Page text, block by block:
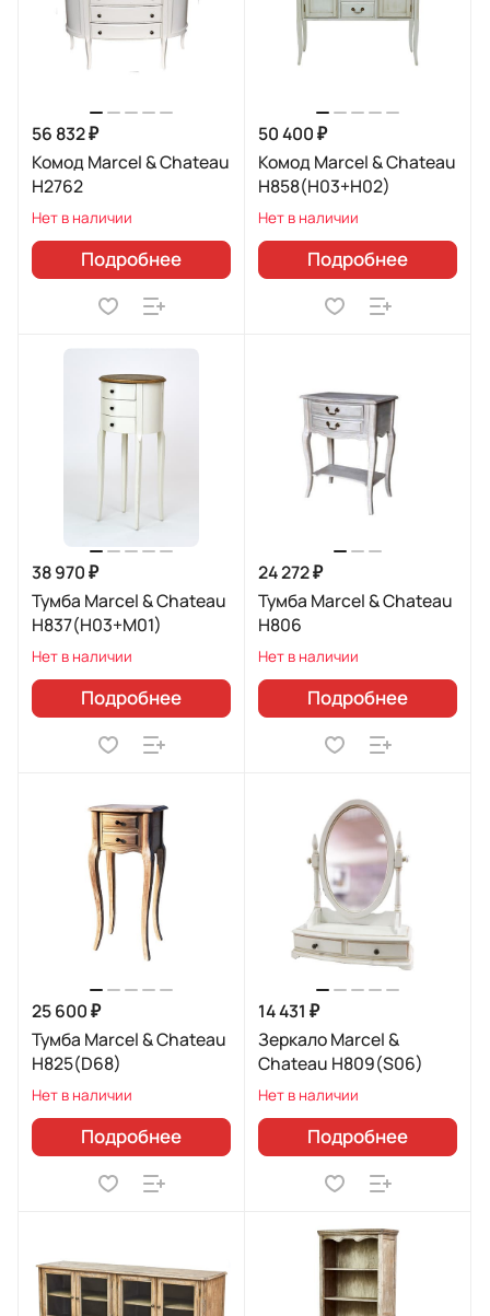
56 832 ₽
Комод Marcel & Chateau
H2762
Нет в наличии
Подробнее
50 400 ₽
Комод Marcel & Chateau
H858(H03+H02)
Нет в наличии
Подробнее
38 970 ₽
Тумба Marcel & Chateau
H837(H03+M01)
Нет в наличии
Подробнее
24 272 ₽
Тумба Marcel & Chateau
H806
Нет в наличии
Подробнее
25 600 ₽
Тумба Marcel & Chateau
H825(D68)
Нет в наличии
Подробнее
14 431 ₽
Зеркало Marcel &
Chateau H809(S06)
Нет в наличии
Подробнее